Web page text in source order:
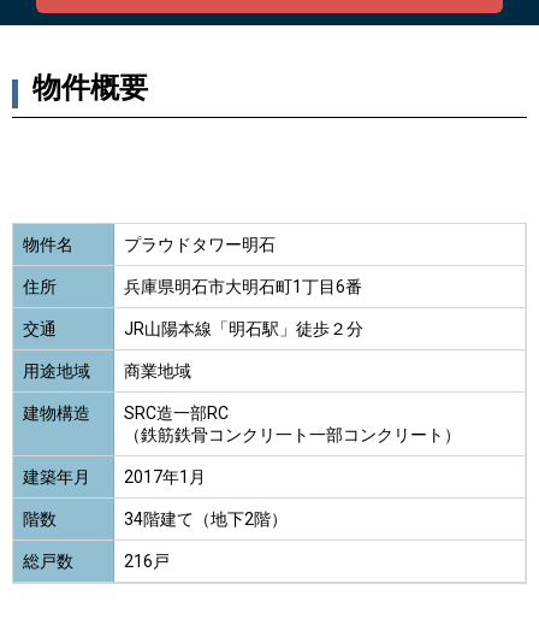
物件概要
物件名 プラウドタワー明石
住所 兵庫県明石市大明石町1丁目6番
交通 JR山陽本線「明石駅」徒歩２分
用途地域 商業地域
建物構造
SRC造一部RC
（鉄筋鉄骨コンクリ一ト一部コンクリート）
建築年月 2017年1月
階数 34階建て（地下2階）
総戸数 216戸